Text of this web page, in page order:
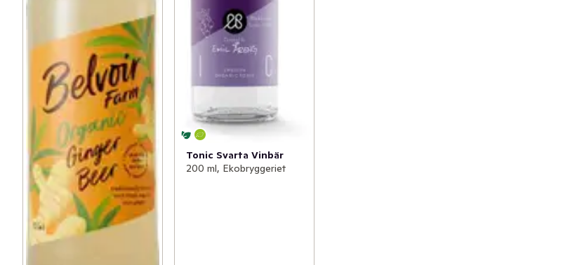
Tonic Svarta Vinbär
200 ml, Ekobryggeriet